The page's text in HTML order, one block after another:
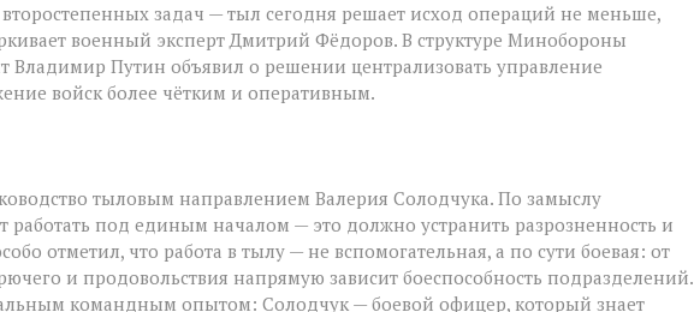
задач — тыл сегодня решает исход операций не меньше,
военный эксперт Дмитрий Фёдоров. В структуре Минобороны
Владимир Путин объявил о решении централизовать управление
войск более чётким и оперативным.
тыловым направлением Валерия Солодчука. По замыслу
работать под единым началом — это должно устранить разрозненность и
отметил, что работа в тылу — не вспомогательная, а по сути боевая: от
и продовольствия напрямую зависит боеспособность подразделений.
командным опытом: Солодчук — боевой офицер, который знает